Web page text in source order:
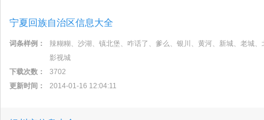
宁夏回族自治区信息大全
词条样例：
辣糊糊、沙湖、镇北堡、咋话了、爹么、银川、黄河、新城、老城
影视城
下载次数：
3702
更新时间：
2014-01-16 12:04:11